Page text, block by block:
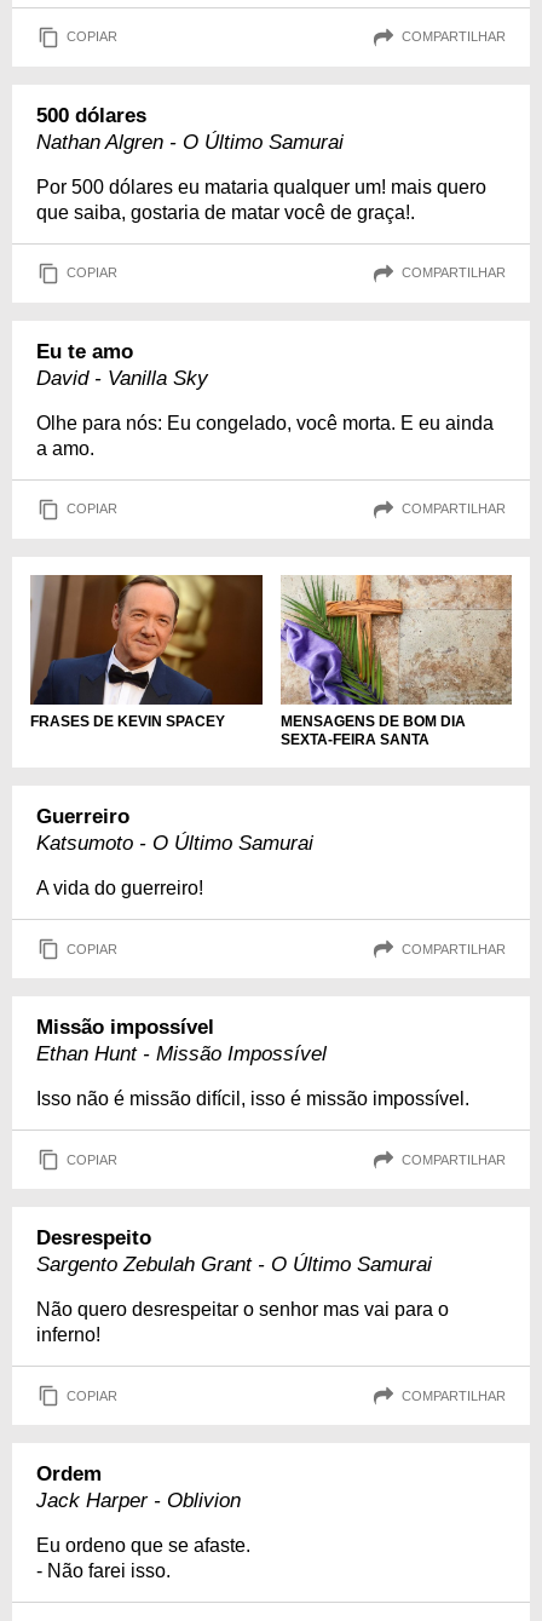
COPIAR COMPARTILHAR
500 dólares
Nathan Algren - O Último Samurai
Por 500 dólares eu mataria qualquer um! mais quero
que saiba, gostaria de matar você de graça!.
COPIAR COMPARTILHAR
Eu te amo
David - Vanilla Sky
Olhe para nós: Eu congelado, você morta. E eu ainda
a amo.
COPIAR COMPARTILHAR
FRASES DE KEVIN SPACEY
MENSAGENS DE BOM DIA
SEXTA-FEIRA SANTA
Guerreiro
Katsumoto - O Último Samurai
A vida do guerreiro!
COPIAR COMPARTILHAR
Missão impossível
Ethan Hunt - Missão Impossível
Isso não é missão difícil, isso é missão impossível.
COPIAR COMPARTILHAR
Desrespeito
Sargento Zebulah Grant - O Último Samurai
Não quero desrespeitar o senhor mas vai para o
inferno!
COPIAR COMPARTILHAR
Ordem
Jack Harper - Oblivion
Eu ordeno que se afaste.
- Não farei isso.